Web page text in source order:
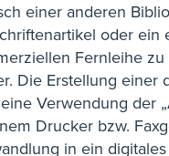
einer anderen
oder ein
Fernleihe
Die Erstellung einer
Verwendung der
Drucker bzw.
in ein